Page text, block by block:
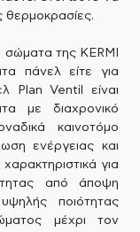
θερμοκρασίες.
σώματα της KERMI
πάνελ είτε για
Plan Ventil είναι
με διαχρονικό
καινοτόμο
ενέργειας και
για
από άποψη
ποιότητας
μέχρι τον